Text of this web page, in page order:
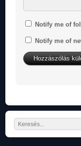
Notify me of
Notify me of